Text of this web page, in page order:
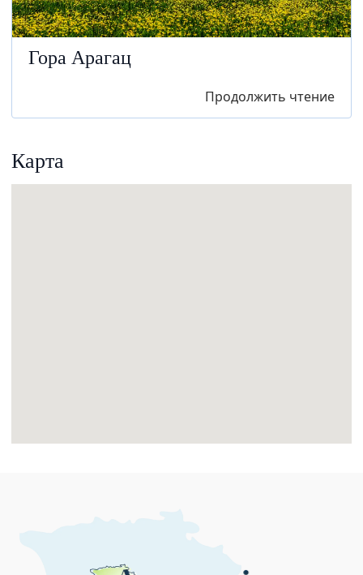
Гора Арагац
Продолжить чтение
Карта